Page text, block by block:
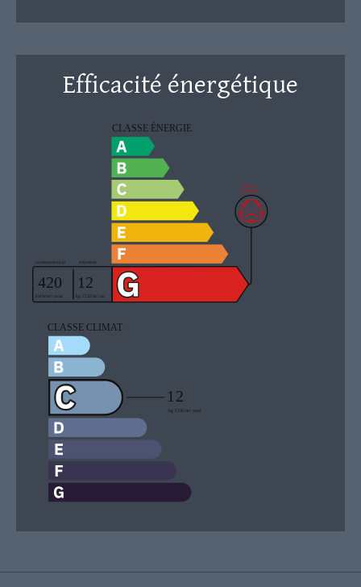
Efficacité énergétique